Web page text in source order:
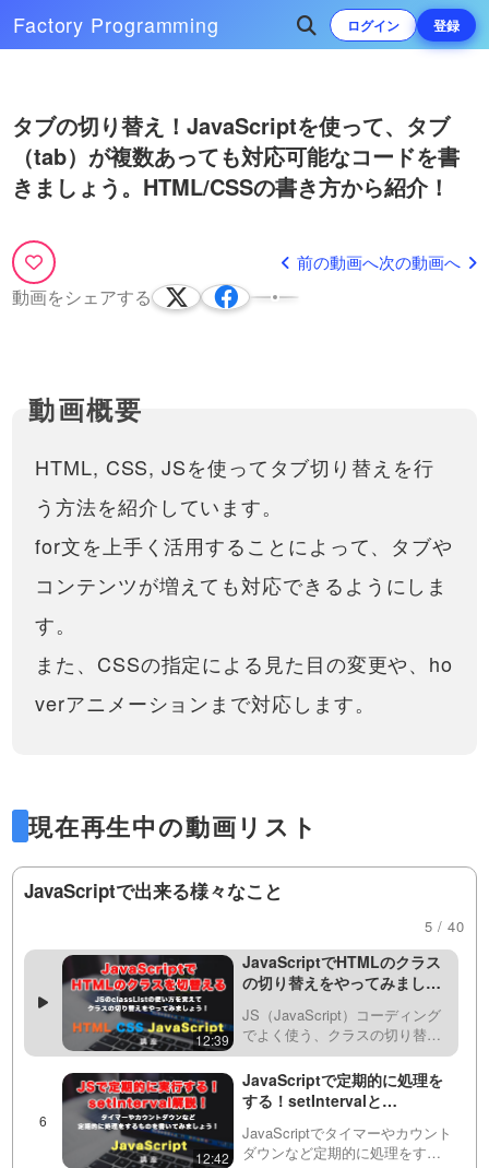
Factory Programming ログイン 登録
Video
次によく再生されている動画
文字を１文字ずつアニメーション
させる方法と、そのバリエーショ
ン・考え方を紹介！かっこいい
ずつアニメーションで動かす方法を
紹介します。最近はアニメ…
JavaScriptでHTMLのクラスの切
り替えをやってみましょう！
classListについて解説していま
タブの切り替え！JavaScriptを使って、タブ
（tab）が複数あっても対応可能なコードを書
きましょう。HTML/CSSの書き方から紹介！
動画をシェアする
前の動画へ次の動画へ
HTML, CSS, JSを使ってタブ切り替えを行
う方法を紹介しています。
for文を上手く活用することによって、タブや
コンテンツが増えても対応できるようにしま
す。
また、CSSの指定による見た目の変更や、ho
verアニメーションまで対応します。
現在再生中の動画リスト
JavaScriptで出来る様々なこと
5 / 40
ログウィンドウの作り方１
で作る）
HTML、CSS、JavaScriptだけ
で、プラグインなどを使わずに
簡単にモーダルウインドウ
（modal window）やダイアログ
（おみくじ）を作る方法！
※ こちらの動画は現在Youtubeで
閲覧することができません。以
下の動画サービスに有料登録
（プレミアム会員）することで
ウンメニューの作成方法につい
て解説しています。親メニュー
のHTML…
タブの切り替え！JavaScript
を使って、タブ（tab）が複数
あっても対応可能なコードを
書きましょう。HTML/CSSの
HTML, CSS, JSを使ってタブ切
り替えを行う方法を紹介してい
ます。for文を上手く活用するこ
とによって、タブやコンテンツ
が増えても対応できるようにし
ます。また、CSSの指定による
見た目の変更…
12:39
JavaScriptでHTMLのクラス
の切り替えをやってみましょ
ています。
JS（JavaScript）コーディング
でよく使う、クラスの切り替え
について説明しています。
classListのadd, remove, toggle
を使い分けて、様々な処理がで
きるようになりましょ…
12:42
JavaScriptで定期的に処理を
する！setIntervalと
コーディング事例
JavaScriptでタイマーやカウント
ダウンなど定期的に処理をする